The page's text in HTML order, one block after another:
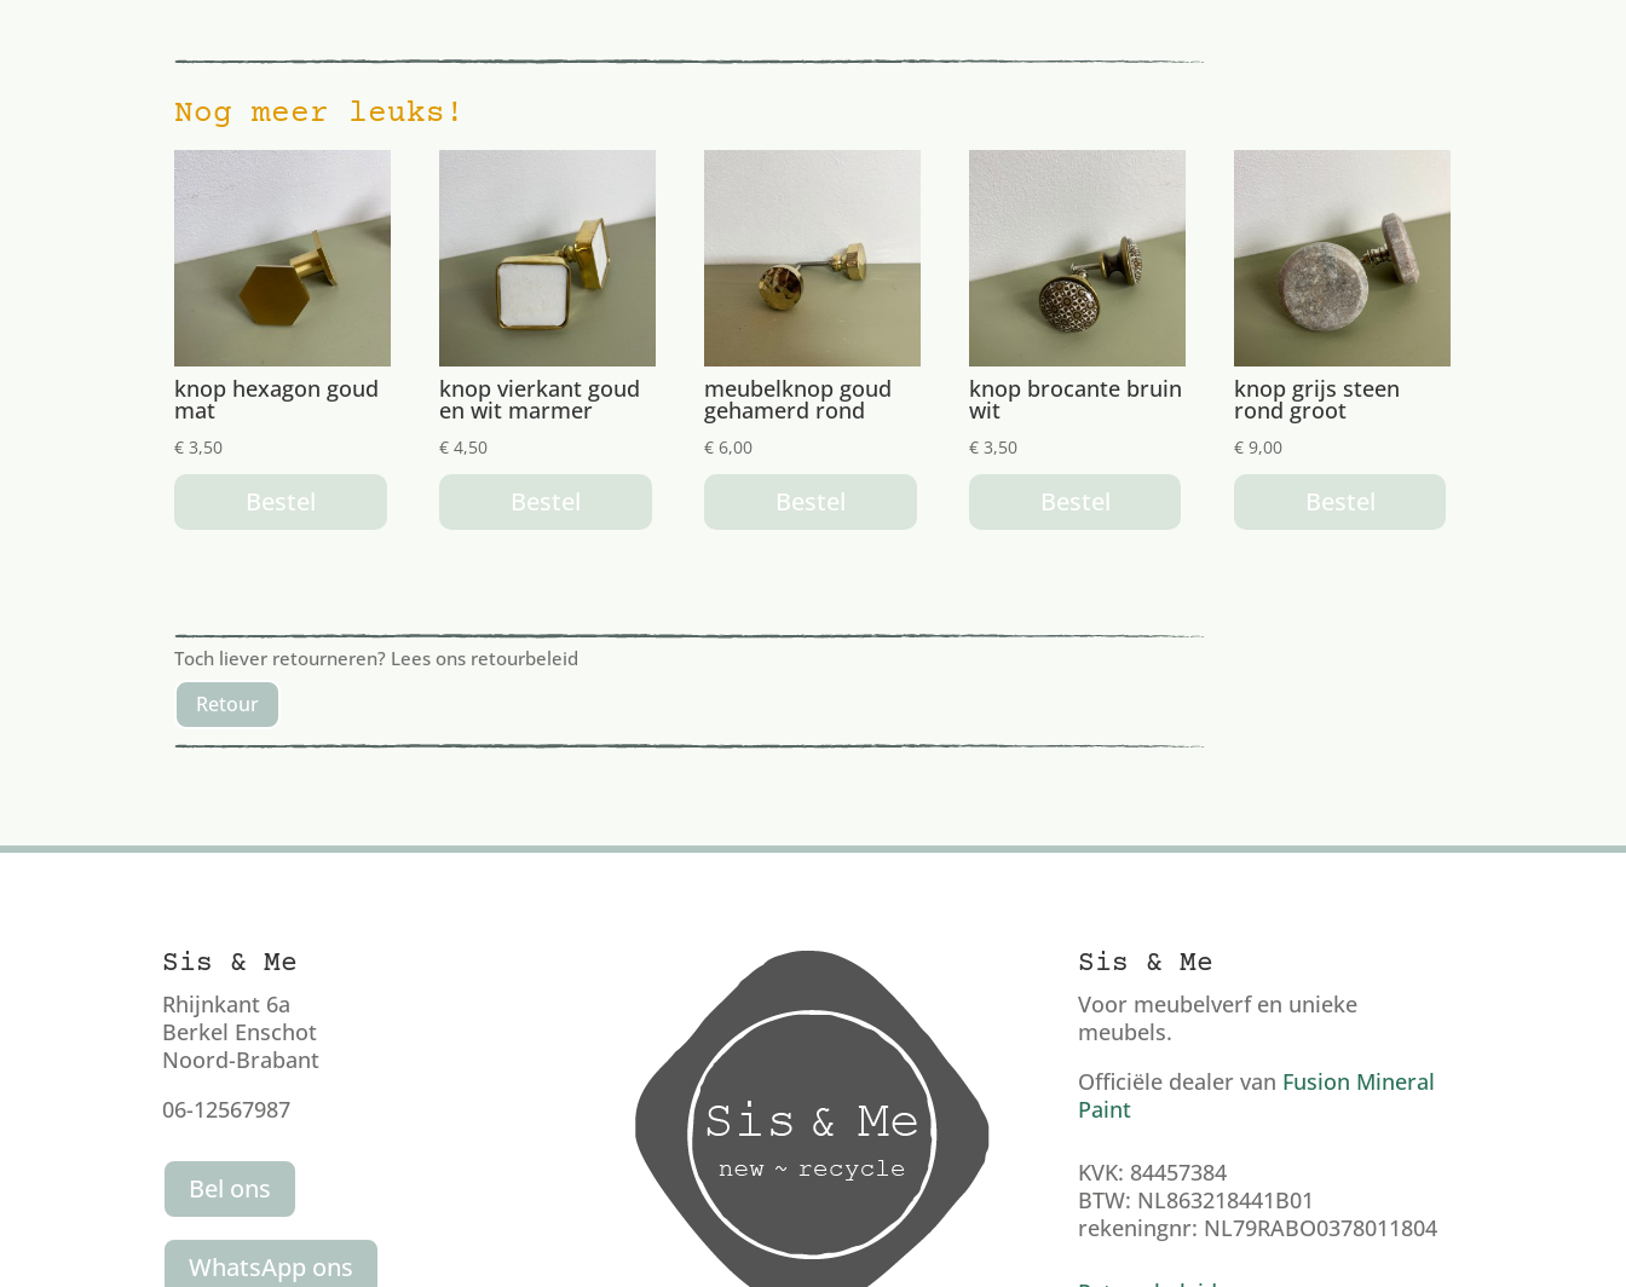
Nog meer leuks!
knop hexagon goud
mat
€ 3,50
Bestel
knop vierkant goud
en wit marmer
€ 4,50
Bestel
meubelknop goud
gehamerd rond
€ 6,00
Bestel
knop brocante bruin
wit
€ 3,50
Bestel
knop grijs steen
rond groot
€ 9,00
Bestel
Toch liever retourneren? Lees ons retourbeleid
Retour
Sis & Me
Rhijnkant 6a
Berkel Enschot
Noord-Brabant
06-12567987
Bel ons
WhatsApp ons
Sis & Me
Voor meubelverf en unieke
meubels.
Officiële dealer van Fusion Mineral
Paint
KVK: 84457384
BTW: NL863218441B01
rekeningnr: NL79RABO0378011804